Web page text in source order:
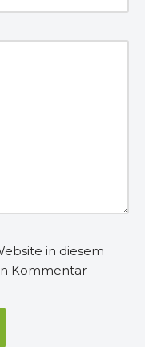
in diesem
Kommentar